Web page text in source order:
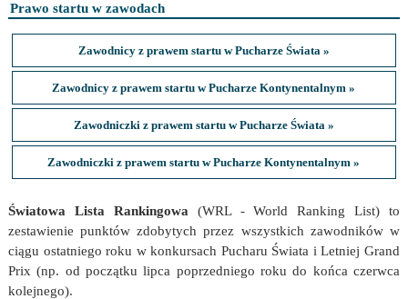
Prawo startu w zawodach
Zawodnicy z prawem startu w Pucharze Świata »
Zawodnicy z prawem startu w Pucharze Kontynentalnym »
Zawodniczki z prawem startu w Pucharze Świata »
Zawodniczki z prawem startu w Pucharze Kontynentalnym »
Światowa Lista Rankingowa (WRL - World Ranking List) to
zestawienie punktów zdobytych przez wszystkich zawodników w
ciągu ostatniego roku w konkursach Pucharu Świata i Letniej Grand
Prix (np. od początku lipca poprzedniego roku do końca czerwca
kolejnego).